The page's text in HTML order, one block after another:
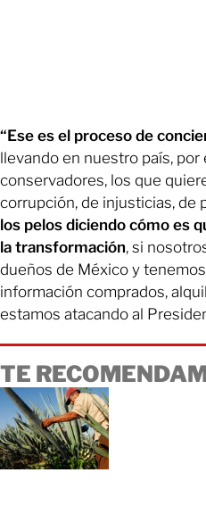
“Ese es el proceso de
llevando en nuestro país, por
conservadores, los que
corrupción, de injusticias, de
los pelos diciendo cómo es
la transformación, si
dueños de México y
información comprados,
estamos atacando al
TE